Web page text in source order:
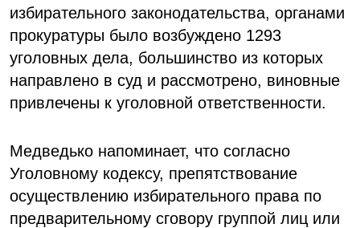
избирательного законодательства, органами
прокуратуры было возбуждено 1293
уголовных дела, большинство из которых
направлено в суд и рассмотрено, виновные
привлечены к уголовной ответственности.
Медведько напоминает, что согласно
Уголовному кодексу, препятствование
осуществлению избирательного права по
предварительному сговору группой лиц или